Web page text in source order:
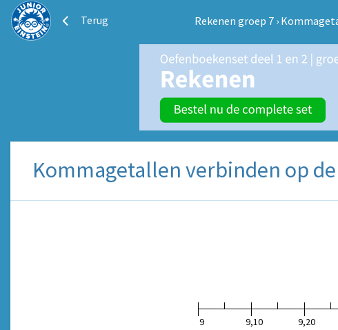
Terug Rekenen groep 7 ›
Kommagetallen verbinden op
9 9,10 9,20